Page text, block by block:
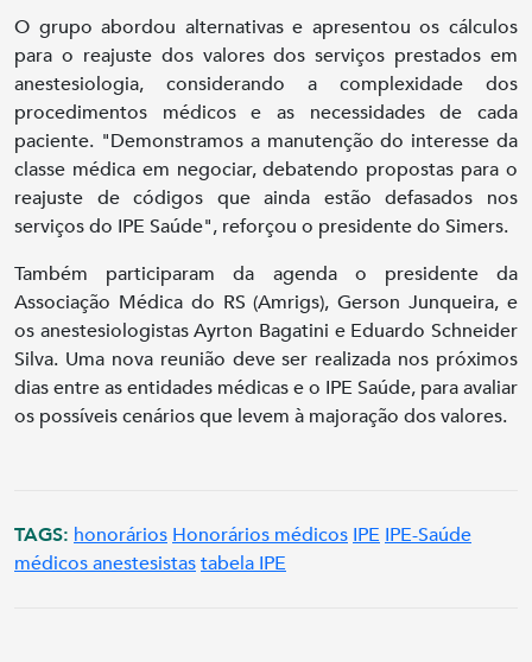
O grupo abordou alternativas e apresentou os cálculos
para o reajuste dos valores dos serviços prestados em
anestesiologia, considerando a complexidade dos
procedimentos médicos e as necessidades de cada
paciente. "Demonstramos a manutenção do interesse da
classe médica em negociar, debatendo propostas para o
reajuste de códigos que ainda estão defasados nos
serviços do IPE Saúde", reforçou o presidente do Simers.
Também participaram da agenda o presidente da
Associação Médica do RS (Amrigs), Gerson Junqueira, e
os anestesiologistas Ayrton Bagatini e Eduardo Schneider
Silva. Uma nova reunião deve ser realizada nos próximos
dias entre as entidades médicas e o IPE Saúde, para avaliar
os possíveis cenários que levem à majoração dos valores.
TAGS: honorários Honorários médicos IPE IPE-Saúde
médicos anestesistastabela IPE